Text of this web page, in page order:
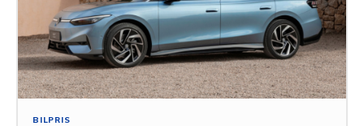
BILPRIS